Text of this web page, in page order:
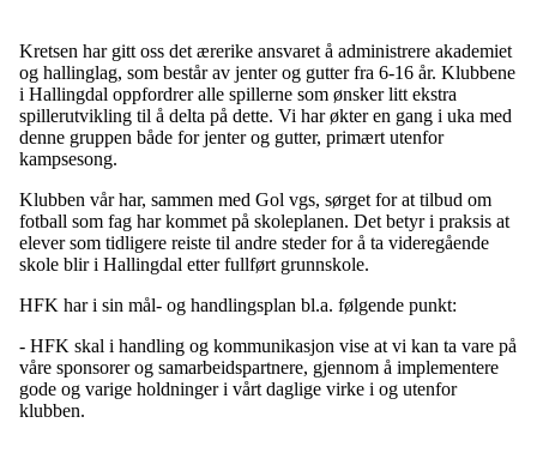
Kretsen har gitt oss det ærerike ansvaret å administrere akademiet
og hallinglag, som består av jenter og gutter fra 6-16 år. Klubbene
i Hallingdal oppfordrer alle spillerne som ønsker litt ekstra
spillerutvikling til å delta på dette. Vi har økter en gang i uka med
denne gruppen både for jenter og gutter, primært utenfor
kampsesong.
Klubben vår har, sammen med Gol vgs, sørget for at tilbud om
fotball som fag har kommet på skoleplanen. Det betyr i praksis at
elever som tidligere reiste til andre steder for å ta videregående
skole blir i Hallingdal etter fullført grunnskole.
HFK har i sin mål- og handlingsplan bl.a. følgende punkt:
- HFK skal i handling og kommunikasjon vise at vi kan ta vare på
våre sponsorer og samarbeidspartnere, gjennom å implementere
gode og varige holdninger i vårt daglige virke i og utenfor
klubben.